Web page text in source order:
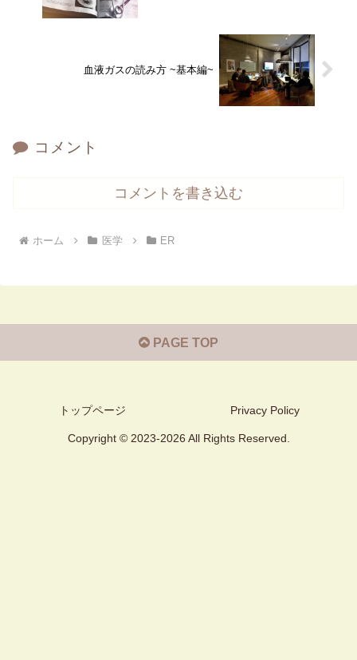
血液ガスの読み方 ~基本編~
コメント
コメントを書き込む
ホーム 医学 ER
PAGE TOP
トップページ Privacy Policy
Copyright © 2023-2026 All Rights Reserved.